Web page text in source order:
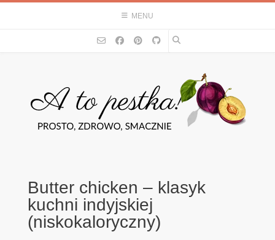
Skip
MENU
Butter chicken – klasyk
kuchni indyjskiej
(niskokaloryczny)